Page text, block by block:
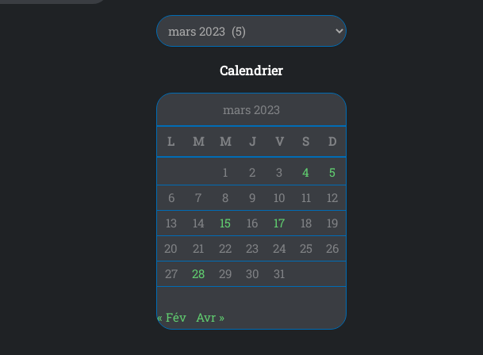
Calendrier
mars 2023
L
M M J V S
D
1
2 3 4
5
6
7 8 9 10 11
12
13
14 15 16 17 18
19
20
21 22 23 24 25
26
27
28 29 30 31
« Fév Avr »